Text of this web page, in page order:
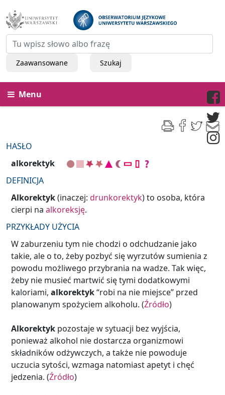
Zaawansowane Szukaj
Menu
HASŁO
alkorektyk
DEFINICJA
Alkorektyk(inaczej: drunkorektyk) to osoba, która
cierpi na alkoreksję.
PRZYKŁADY UŻYCIA
W zaburzeniu tym nie chodzi o odchudzanie jako
takie, ale o to, żeby pozbyć się wyrzutów sumienia z
powodu możliwego przybrania na wadze. Tak więc,
żeby nie musieć martwić się tymi dodatkowymi
kaloriami, alkorektyk“robi na nie miejsce” przed
planowanym spożyciem alkoholu. (Źródło)
Alkorektyk pozostaje w sytuacji bez wyjścia,
ponieważ alkohol nie dostarcza organizmowi
składników odżywczych, a także nie powoduje
uczucia sytości, wzmaga natomiast apetyt i chęć
jedzenia. (Źródło)